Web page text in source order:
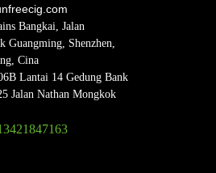
Bangkai, Jalan
Guangming, Shenzhen,
Cina
Lantai 14 Gedung Bank
Jalan Nathan Mongkok